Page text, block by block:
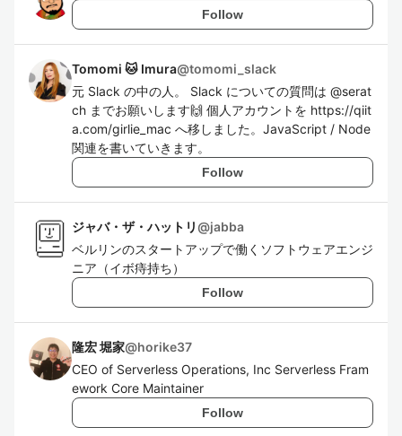
Follow
Tomomi 🐱 Imura@tomomi_slack
元 Slack の中の人。 Slack についての質問は @serat
ch までお願いします🙌 個人アカウントを https://qiit
a.com/girlie_mac へ移しました。JavaScript / Node
関連を書いていきます。
Follow
ジャバ・ザ・ハットリ@jabba
ベルリンのスタートアップで働くソフトウェアエンジ
ニア（イボ痔持ち）
Follow
隆宏 堀家@horike37
CEO of Serverless Operations, Inc Serverless Fram
ework Core Maintainer
Follow